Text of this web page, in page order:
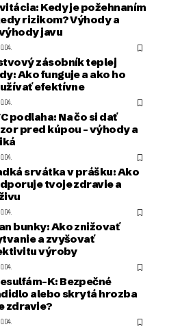
Kedy je požehnaním
rizikom? Výhody a
javu
zásobník teplej
Ako funguje a ako ho
efektívne
podlaha: Na čo si dať
pred kúpou – výhody a
srvátka v prášku: Ako
tvoje zdravie a
bunky: Ako znižovať
a zvyšovať
výroby
K: Bezpečné
alebo skrytá hrozba
zdravie?